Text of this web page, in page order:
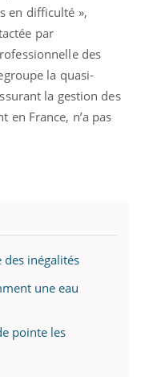
en difficulté »,
par
des
la quasi-
la gestion des
en France, n’a pas
des inégalités
une eau
pointe les